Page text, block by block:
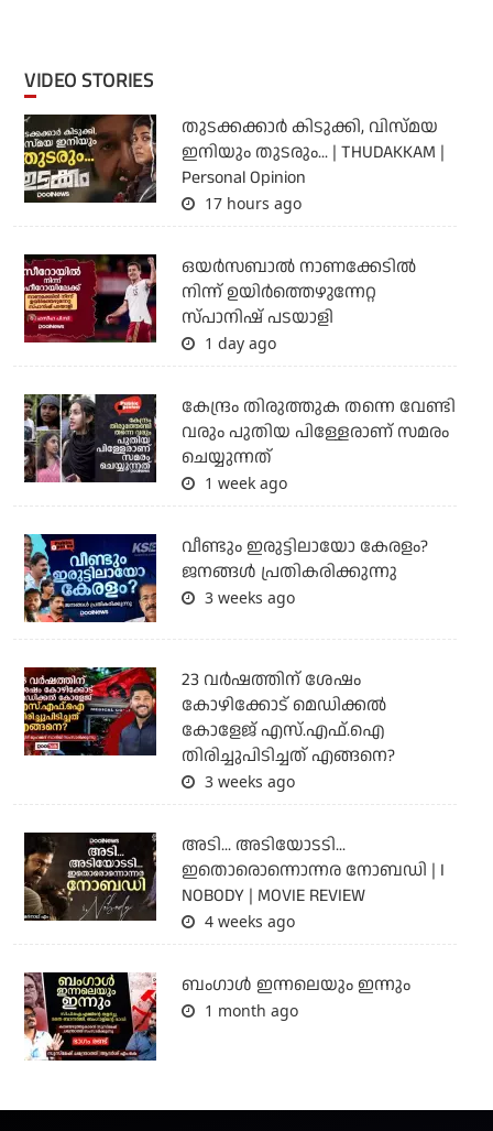
VIDEO STORIES
തുടക്കക്കാര്‍ കിടുക്കി, വിസ്മയ
ഇനിയും തുടരും... | THUDAKKAM |
Personal Opinion
17 hours ago
ഒയര്‍സബാൽ നാണക്കേടിൽ
നിന്ന് ഉയിർത്തെഴുന്നേറ്റ
സ്പാനിഷ് പടയാളി
1 day ago
കേന്ദ്രം തിരുത്തുക തന്നെ വേണ്ടി
വരും പുതിയ പിള്ളേരാണ് സമരം
ചെയ്യുന്നത്
1 week ago
വീണ്ടും ഇരുട്ടിലായോ കേരളം?
ജനങ്ങൾ പ്രതികരിക്കുന്നു
3 weeks ago
23 വർഷത്തിന് ശേഷം
കോഴിക്കോട് മെഡിക്കൽ
കോളേജ് എസ്.എഫ്.ഐ
തിരിച്ചുപിടിച്ചത് എങ്ങനെ?
3 weeks ago
അടി... അടിയോടടി...
ഇതൊരൊന്നൊന്നര നോബഡി | I
NOBODY | MOVIE REVIEW
4 weeks ago
ബംഗാള്‍ ഇന്നലെയും ഇന്നും
1 month ago